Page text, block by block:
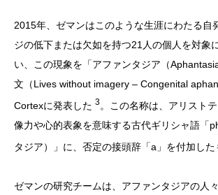
2015年、ゼマンはこのような生涯にわたる自
ジの低下または欠如を持つ21人の個人を対象
い、この現象を「アファンタジア（
文（Lives without imagery – Congenital
Cortexに発表した 3。この名称は、アリスト
像力や心的表象を意味する古代ギリシャ語「
タジア）」に、否定の接頭辞「a」を付加した
ゼマンの研究チームは、アファンタジアの人